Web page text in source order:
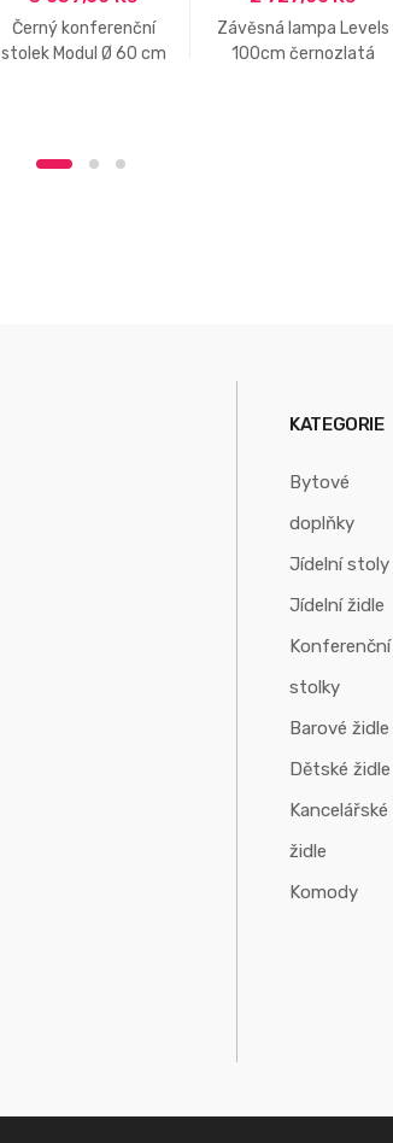
Černý konferenční
stolek Modul Ø 60 cm
Závěsná lampa Levels
100cm černozlatá
KATEGORIE
Bytové
doplňky
Jídelní stoly
Jídelní židle
Konferenční
stolky
Barové židle
Dětské židle
Kancelářské
židle
Komody